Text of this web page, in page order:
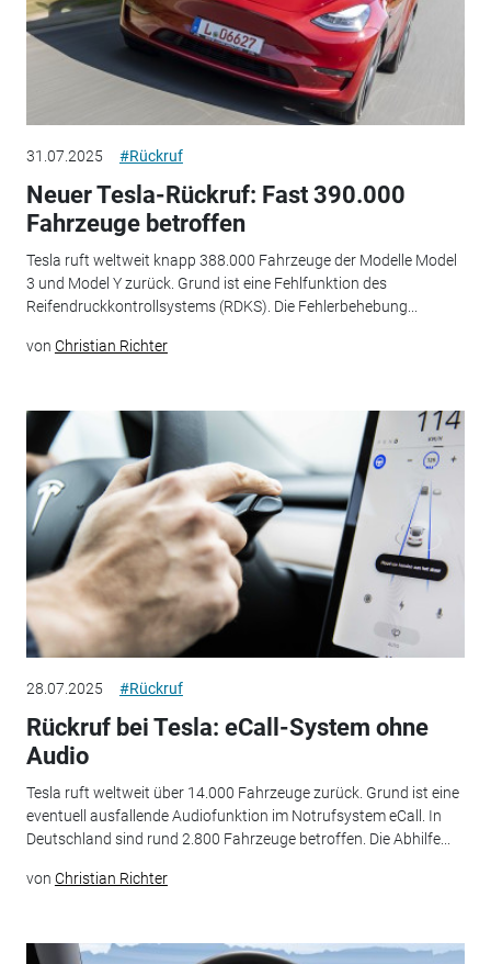
31.07.2025 #Rückruf
Neuer Tesla-Rückruf: Fast 390.000
Fahrzeuge betroffen
Tesla ruft weltweit knapp 388.000 Fahrzeuge der Modelle Model
3 und Model Y zurück. Grund ist eine Fehlfunktion des
Reifendruckkontrollsystems (RDKS). Die Fehlerbehebung...
von Christian Richter
28.07.2025 #Rückruf
Rückruf bei Tesla: eCall-System ohne
Audio
Tesla ruft weltweit über 14.000 Fahrzeuge zurück. Grund ist eine
eventuell ausfallende Audiofunktion im Notrufsystem eCall. In
Deutschland sind rund 2.800 Fahrzeuge betroffen. Die Abhilfe...
von Christian Richter